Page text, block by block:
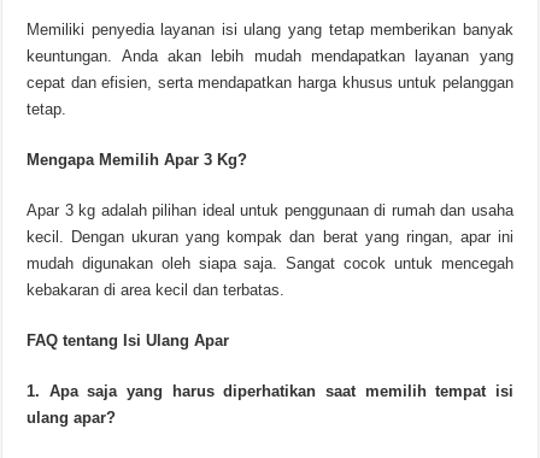
Memiliki penyedia layanan isi ulang yang tetap memberikan banyak
keuntungan. Anda akan lebih mudah mendapatkan layanan yang
cepat dan efisien, serta mendapatkan harga khusus untuk pelanggan
tetap.
Mengapa Memilih Apar 3 Kg?
Apar 3 kg adalah pilihan ideal untuk penggunaan di rumah dan usaha
kecil. Dengan ukuran yang kompak dan berat yang ringan, apar ini
mudah digunakan oleh siapa saja. Sangat cocok untuk mencegah
kebakaran di area kecil dan terbatas.
FAQ tentang Isi Ulang Apar
1. Apa saja yang harus diperhatikan saat memilih tempat isi
ulang apar?